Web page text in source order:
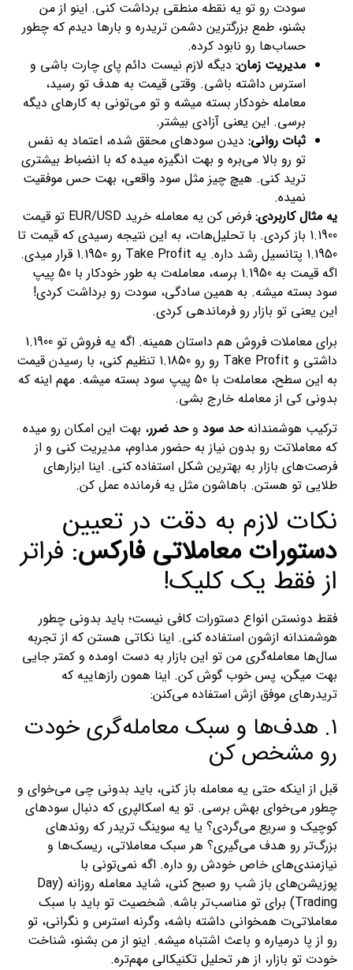
سودت رو تو یه نقطه منطقی برداشت کنی. اینو از من
بشنو، طمع بزرگترین دشمن تریدره و بارها دیدم که چطور
حساب‌ها رو نابود کرده.
مدیریت زمان: دیگه لازم نیست دائم پای چارت باشی و
استرس داشته باشی. وقتی قیمت به هدف تو رسید،
معامله خودکار بسته میشه و تو می‌تونی به کارهای دیگه
برسی. این یعنی آزادی بیشتر.
ثبات روانی: دیدن سودهای محقق شده، اعتماد به نفس
تو رو بالا می‌بره و بهت انگیزه میده که با انضباط بیشتری
ترید کنی. هیچ چیز مثل سود واقعی، بهت حس موفقیت
نمیده.
یه مثال کاربردی:
فرض کن یه معامله خرید EUR/USD تو قیمت
1.1900 باز کردی. با تحلیل‌هات، به این نتیجه رسیدی که قیمت تا
1.1950 پتانسیل رشد داره. یه Take Profit رو 1.1950 قرار میدی.
اگه قیمت به 1.1950 برسه، معامله‌ت به طور خودکار با 50 پیپ
سود بسته میشه. به همین سادگی، سودت رو برداشت کردی!
این یعنی تو بازار رو فرماندهی کردی.
برای معاملات فروش هم داستان همینه. اگه یه فروش تو 1.1900
داشتی و Take Profit رو رو 1.1850 تنظیم کنی، با رسیدن قیمت
به این سطح، معامله‌ت با 50 پیپ سود بسته میشه. مهم اینه که
بدونی کی از معامله خارج بشی.
ترکیب هوشمندانهحد سود وحد ضرر، بهت این امکان رو میده
که معاملاتت رو بدون نیاز به حضور مداوم، مدیریت کنی و از
فرصت‌های بازار به بهترین شکل استفاده کنی. اینا ابزارهای
طلایی تو هستن. باهاشون مثل یه فرمانده عمل کن.
نکات لازم به دقت در تعیین
دستورات معاملاتی فارکس: فراتر
از فقط یک کلیک!
فقط دونستن انواع دستورات کافی نیست؛ باید بدونی چطور
هوشمندانه ازشون استفاده کنی. اینا نکاتی هستن که از تجربه
سال‌ها معامله‌گری من تو این بازار به دست اومده و کمتر جایی
بهت میگن، پس خوب گوش کن. اینا همون رازهاییه که
تریدرهای موفق ازش استفاده می‌کنن:
۱. هدف‌ها و سبک معامله‌گری خودت
رو مشخص کن
قبل از اینکه حتی یه معامله باز کنی، باید بدونی چی می‌خوای و
چطور می‌خوای بهش برسی. تو یه اسکالپری که دنبال سودهای
کوچیک و سریع می‌گردی؟ یا یه سوینگ تریدر که روندهای
بزرگ‌تر رو هدف می‌گیری؟ هر سبک معاملاتی، ریسک‌ها و
نیازمندی‌های خاص خودش رو داره. اگه نمی‌تونی با
پوزیشن‌های باز شب رو صبح کنی، شاید معامله روزانه (Day
Trading) برای تو مناسب‌تر باشه. شخصیت تو باید با سبک
معاملاتی‌ت همخوانی داشته باشه، وگرنه استرس و نگرانی، تو
رو از پا درمیاره و باعث اشتباه میشه. اینو از من بشنو، شناخت
خودت تو بازار، از هر تحلیل تکنیکالی مهم‌تره.